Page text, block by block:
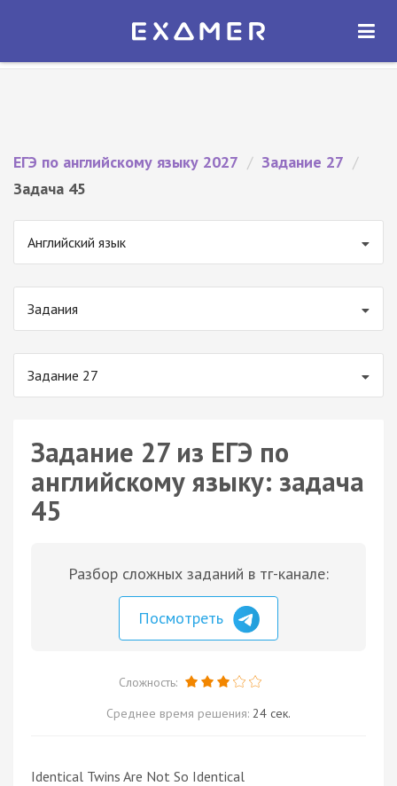
Экзамер — ЕГЭ 2027
ОТКРЫТЬ
ЕГЭ по английскому языку 2027 / Задание 27 /
Задача 45
Английский язык
Задания
Задание 27
Задание 27 из ЕГЭ по
английскому языку: задача
45
Разбор сложных заданий в тг-канале:
Посмотреть
Сложность:
Среднее время решения: 24 сек.
Identical Twins Are Not So Identical